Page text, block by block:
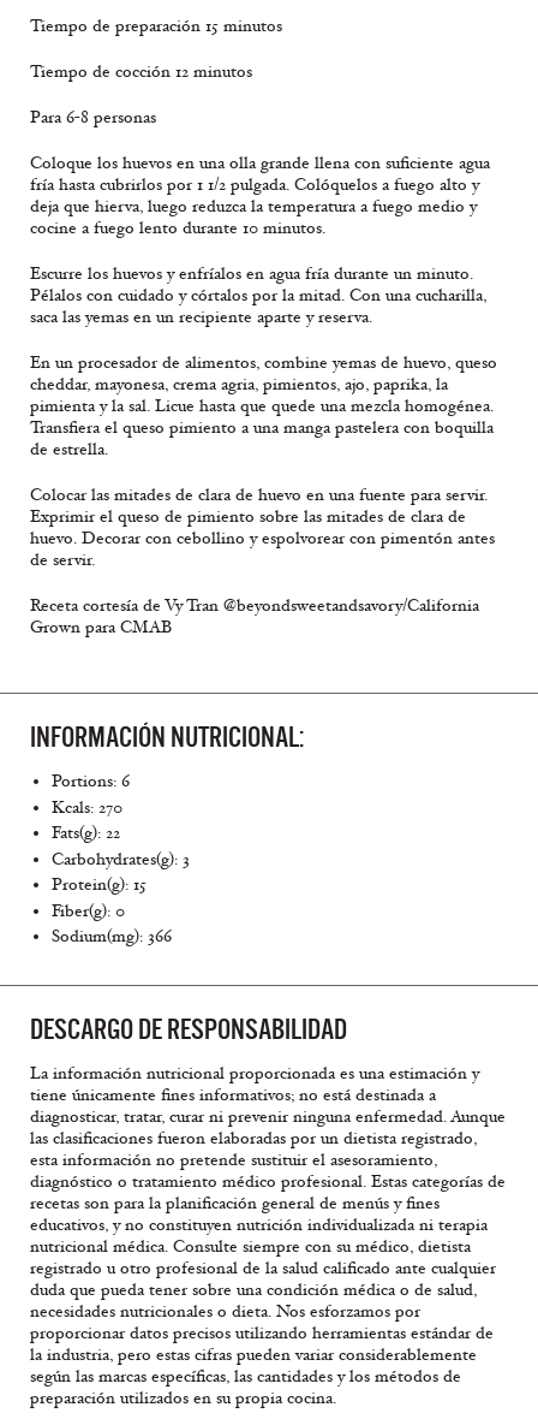
Tiempo de preparación 15 minutos
Tiempo de cocción 12 minutos
Para 6-8 personas
Coloque los huevos en una olla grande llena con suficiente agua
fría hasta cubrirlos por 1 1/2 pulgada. Colóquelos a fuego alto y
deja que hierva, luego reduzca la temperatura a fuego medio y
cocine a fuego lento durante 10 minutos.
Escurre los huevos y enfríalos en agua fría durante un minuto.
Pélalos con cuidado y córtalos por la mitad. Con una cucharilla,
saca las yemas en un recipiente aparte y reserva.
En un procesador de alimentos, combine yemas de huevo, queso
cheddar, mayonesa, crema agria, pimientos, ajo, paprika, la
pimienta y la sal. Licue hasta que quede una mezcla homogénea.
Transfiera el queso pimiento a una manga pastelera con boquilla
de estrella.
Colocar las mitades de clara de huevo en una fuente para servir.
Exprimir el queso de pimiento sobre las mitades de clara de
huevo. Decorar con cebollino y espolvorear con pimentón antes
de servir.
Receta cortesía de Vy Tran @beyondsweetandsavory/California
Grown para CMAB
INFORMACIÓN NUTRICIONAL:
Portions: 6
Kcals: 270
Fats(g): 22
Carbohydrates(g): 3
Protein(g): 15
Fiber(g): 0
Sodium(mg): 366
DESCARGO DE RESPONSABILIDAD
La información nutricional proporcionada es una estimación y
tiene únicamente fines informativos; no está destinada a
diagnosticar, tratar, curar ni prevenir ninguna enfermedad. Aunque
las clasificaciones fueron elaboradas por un dietista registrado,
esta información no pretende sustituir el asesoramiento,
diagnóstico o tratamiento médico profesional. Estas categorías de
recetas son para la planificación general de menús y fines
educativos, y no constituyen nutrición individualizada ni terapia
nutricional médica. Consulte siempre con su médico, dietista
registrado u otro profesional de la salud calificado ante cualquier
duda que pueda tener sobre una condición médica o de salud,
necesidades nutricionales o dieta. Nos esforzamos por
proporcionar datos precisos utilizando herramientas estándar de
la industria, pero estas cifras pueden variar considerablemente
según las marcas específicas, las cantidades y los métodos de
preparación utilizados en su propia cocina.